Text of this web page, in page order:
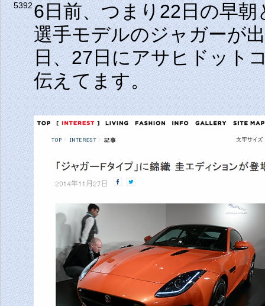
53926日前、つまり22日の早
選手モデルのジャガーが
日、27日にアサヒドット
伝えてます。